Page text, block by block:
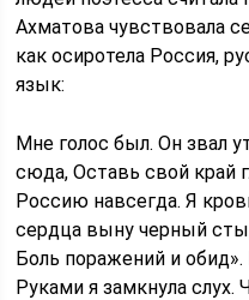
Ахматова чувствовала
как осиротела Россия,
язык:
Мне голос был. Он звал
сюда, Оставь свой край
Россию навсегда. Я
сердца выну черный
Боль поражений и
Руками я замкнула